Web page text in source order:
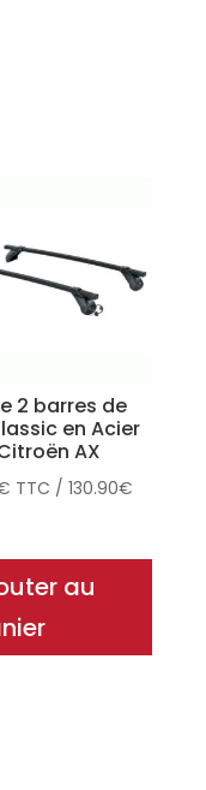
2 barres de
en Acier
AX
TTC /130.90€
au